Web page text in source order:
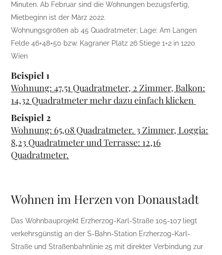
Minuten. Ab Februar sind die Wohnungen bezugsfertig,
Mietbeginn ist der März 2022.
Wohnungsgrößen ab 45 Quadratmeter; Lage: Am Langen
Felde 46+48+50 bzw. Kagraner Platz 26 Stiege 1+2 in 1220
Wien
Beispiel 1
Wohnung: 47,51 Quadratmeter, 2 Zimmer, Balkon:
14,32 Quadratmeter mehr dazu einfach klicken
Beispiel 2
Wohnung: 65,08 Quadratmeter. 3 Zimmer, Loggia:
8,23 Quadratmeter und Terrasse: 12,16
Quadratmeter.
Wohnen im Herzen von Donaustadt
Das Wohnbauprojekt Erzherzog-Karl-Straße 105-107 liegt
verkehrsgünstig an der S-Bahn-Station Erzherzog-Karl-
Straße und Straßenbahnlinie 25 mit direkter Verbindung zur